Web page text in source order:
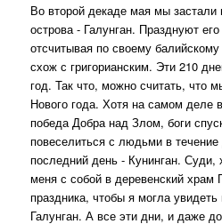
Во второй декаде мая мы застали
острова - Галунган. Празднуют
отсчитывая по своему
схож с григорианским. Эти 210
год. Так что, можно считать, что
Нового года. Хотя на самом деле
победа Добра над Злом, боги
повеселиться с людьми в
последний день - Кунинган. Суди,
меня с собой в деревенский
праздника, чтобы я могла
Галунган. А все эти дни, и даже